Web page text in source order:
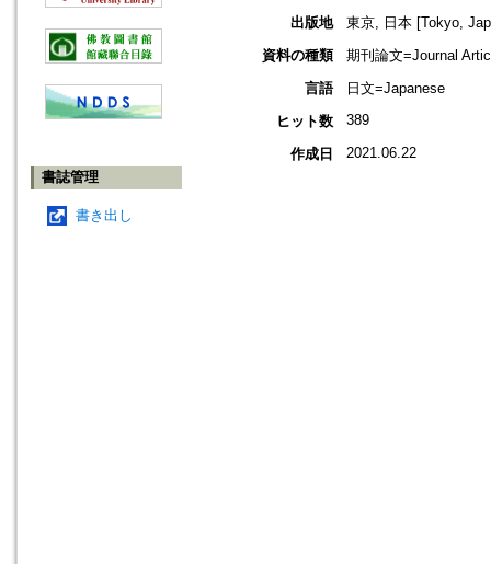
書誌管理
書き出し
出版地
東京, 日本 [Tokyo,
資料の種類
期刊論文=Journal
言語
日文=Japanese
ヒット数
389
作成日 2021.06.22